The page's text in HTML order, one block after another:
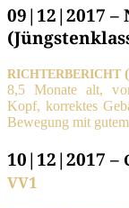
09|12|2017 –
RICHTERBERICHT
8,5 Mona­te alt,
Kopf, kor­rek­tes
Bewe­gung mit
10|12|2017 –
VV1